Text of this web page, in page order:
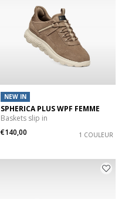
NEW IN
SPHERICA PLUS WPF FEMME
Baskets slip in
€140,00
1 COULEUR